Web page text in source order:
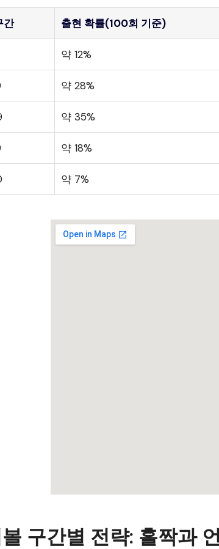
간 출현 확률(100회 기준)
약 12%
약 28%
약 35%
약 18%
약 7%
구간별 전략: 홀짝과